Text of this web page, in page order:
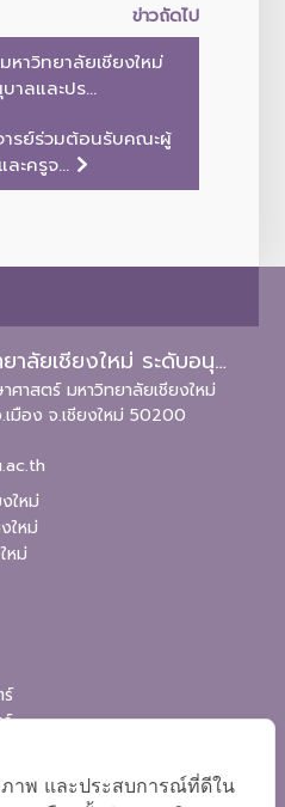
ข่าวถัดไป
หาวิทยาลัยเชียงใหม่
าลและปร...
ารย์ร่วมต้อนรับคณะผู้
ละครูจ...
โรงเรียนสาธิตมหาวิทยาลัยเชียงใหม่ ระดับอนุบาลและประถมศึกษา
าสตร์ มหาวิทยาลัยเชียงใหม่
มือง จ.เชียงใหม่ 50200
ใหม่
ใหม่
หม่
ภาพ และประสบการณ์ที่ดีใน